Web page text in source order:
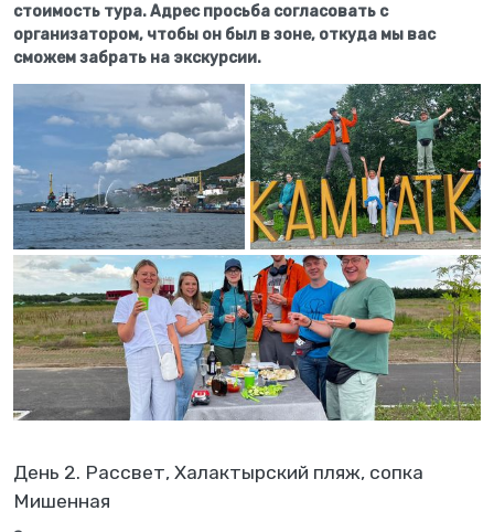
стоимость тура. Адрес просьба согласовать с
организатором, чтобы он был в зоне, откуда мы вас
сможем забрать на экскурсии.
День 2. Рассвет, Халактырский пляж, сопка
Мишенная